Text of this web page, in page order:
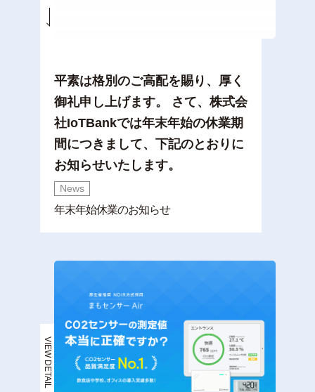
平素は格別のご高配を賜り、厚く
御礼申し上げます。 さて、株式会
社IoTBankでは年末年始の休業期
間につきまして、下記のとおりに
お知らせいたします。
News
年末年始休業のお知らせ
VIEW DETAIL